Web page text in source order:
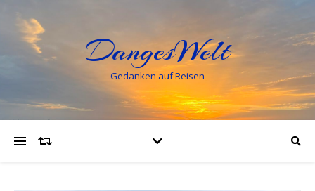
DangesWelt
Gedanken auf Reisen